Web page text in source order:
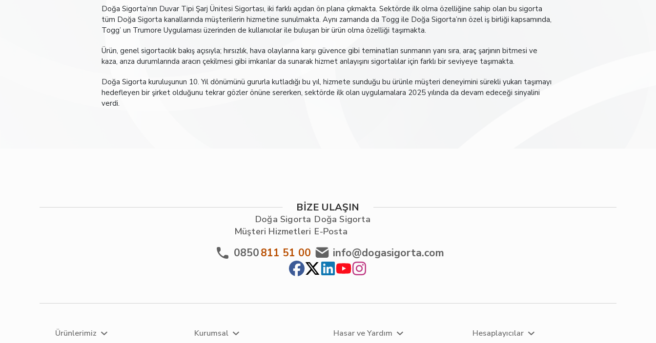
Doğa Sigorta’nın Duvar Tipi Şarj Ünitesi Sigortası, iki farklı açıdan ön plana çıkmakta. Sektörde ilk olma özelliğine sahip olan bu sigorta
tüm Doğa Sigorta kanallarında müşterilerin hizmetine sunulmakta. Aynı zamanda da Togg ile Doğa Sigorta’nın özel iş birliği kapsamında,
Togg’ un Trumore Uygulaması üzerinden de kullanıcılar ile buluşan bir ürün olma özelliği taşımakta.
Ürün, genel sigortacılık bakış açısıyla; hırsızlık, hava olaylarına karşı güvence gibi teminatları sunmanın yanı sıra, araç şarjının bitmesi ve
kaza, arıza durumlarında aracın çekilmesi gibi imkanlar da sunarak hizmet anlayışını sigortalılar için farklı bir seviyeye taşımakta.
Doğa Sigorta kuruluşunun 10. Yıl dönümünü gururla kutladığı bu yıl, hizmete sunduğu bu ürünle müşteri deneyimini sürekli yukarı taşımayı
hedefleyen bir şirket olduğunu tekrar gözler önüne sererken, sektörde ilk olan uygulamalara 2025 yılında da devam edeceği sinyalini
verdi.
BİZE ULAŞIN
Doğa Sigorta
Müşteri Hizmetleri
0850811 51 00
Doğa Sigorta
E-Posta
info@dogasigorta.com
Ürünlerimiz Kurumsal Hasar ve Yardım Hesaplayıcılar